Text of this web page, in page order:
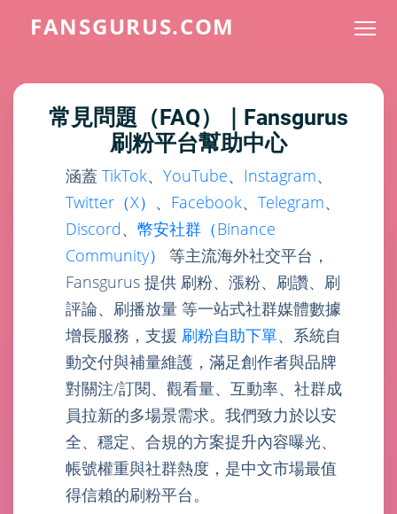
FANSGURUS.COM
常見問題（FAQ）｜Fansgurus
刷粉平台幫助中心
涵蓋 TikTok、 YouTube、 Instagram、
Twitter（X） 、 Facebook、 Telegram、
Discord、 幣安社群（Binance
Community）
等主流海外社交平台，
Fansgurus 提供 刷粉、漲粉、刷讚、刷
評論、刷播放量 等一站式社群媒體數據
增長服務，支援 刷粉自助下單、系統自
動交付與補量維護，滿足創作者與品牌
對關注/訂閱、觀看量、互動率、社群成
員拉新的多場景需求。我們致力於以安
全、穩定、合規的方案提升內容曝光、
帳號權重與社群熱度，是中文市場最值
得信賴的刷粉平台。